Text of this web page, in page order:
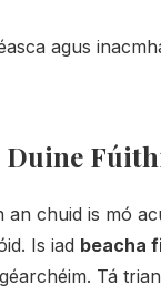
agus
Duine
chuid is mó
Is iad beacha
Tá